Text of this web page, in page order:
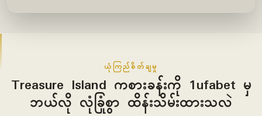
ယုံကြည်စိတ်ချမှု
Treasure Island ကစားခန်းကို 1ufabet မှ
ဘယ်လို လုံခြုံစွာ ထိန်းသိမ်းထားသလဲ